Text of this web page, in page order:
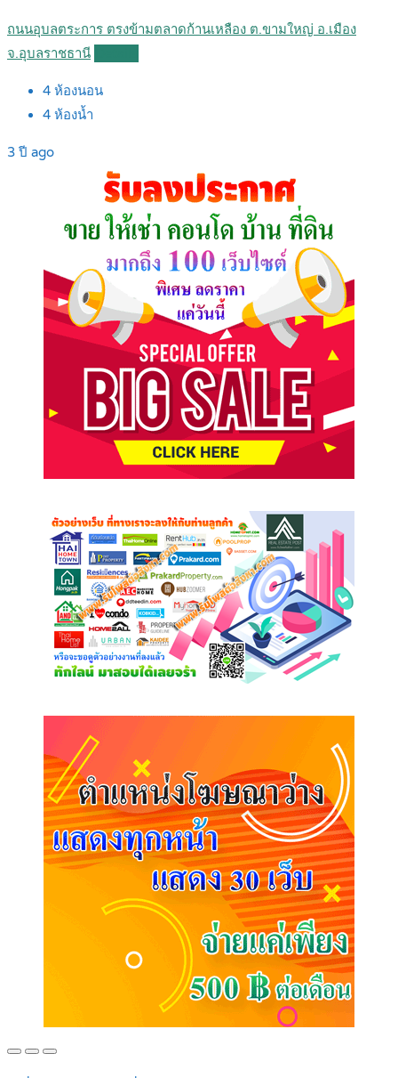
ถนนอุบลตระการ ตรงข้ามตลาดก้านเหลือง ต.ขามใหญ่ อ.เมือง
จ.อุบลราชธานี
4 ห้องนอน
4 ห้องน้ำ
3 ปี ago